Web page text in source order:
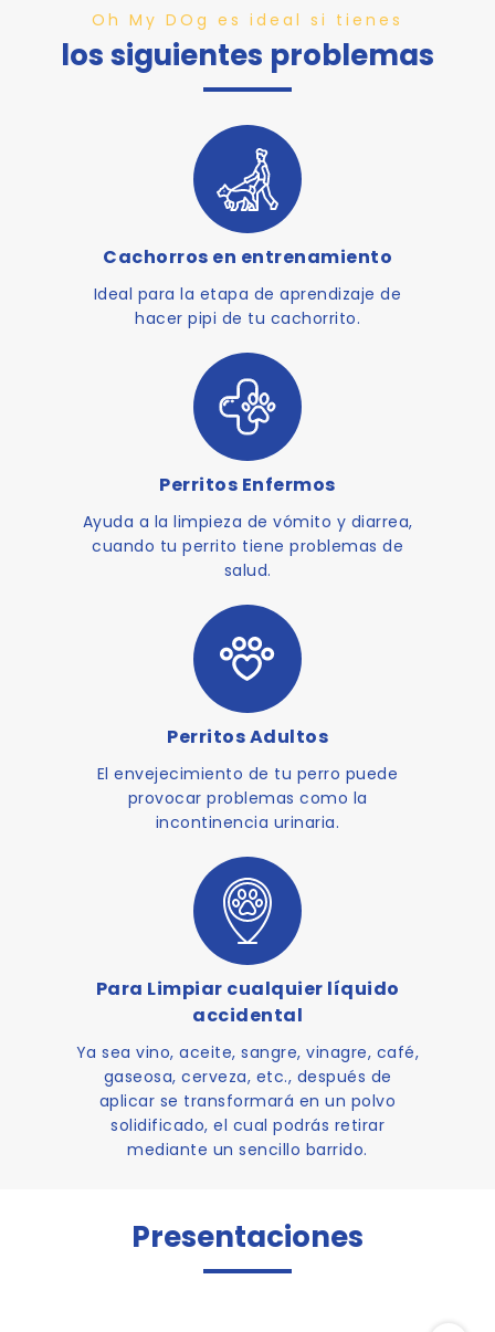
Oh My DOg es ideal si tienes
los siguientes problemas
Cachorros en entrenamiento
Ideal para la etapa de aprendizaje de
hacer pipi de tu cachorrito.
Perritos Enfermos
Ayuda a la limpieza de vómito y diarrea,
cuando tu perrito tiene problemas de
salud.
Perritos Adultos
El envejecimiento de tu perro puede
provocar problemas como la
incontinencia urinaria.
Para Limpiar cualquier líquido
accidental
Ya sea vino, aceite, sangre, vinagre, café,
gaseosa, cerveza, etc., después de
aplicar se transformará en un polvo
solidificado, el cual podrás retirar
mediante un sencillo barrido.
Presentaciones